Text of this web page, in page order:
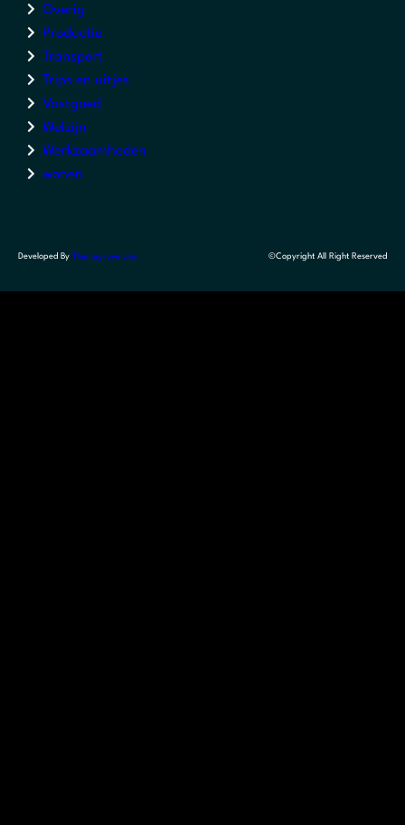
Overig
Productie
Transport
Trips en uitjes
Vastgoed
Welzijn
Werkzaamheden
wonen
Developed By Themegrove.com ©Copyright All Right Reserved